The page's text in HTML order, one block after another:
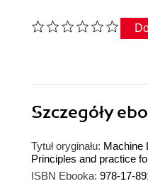
Szczegóły
Tytuł oryginału: Machine
Principles and practice
ISBN Ebooka: 978-17-